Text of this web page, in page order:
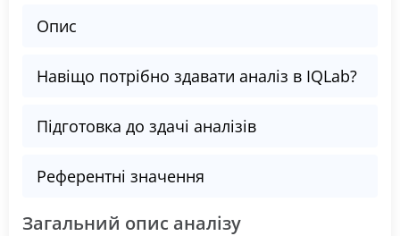
Опис
Навіщо потрібно здавати аналіз в IQLab?
Підготовка до здачі аналізів
Референтні значення
Загальний опис аналізу